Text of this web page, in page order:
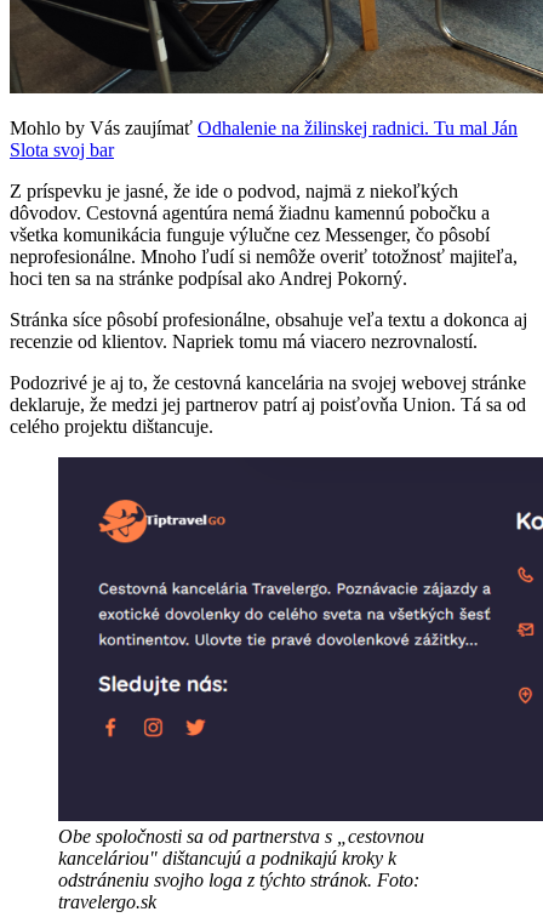
Mohlo by Vás zaujímať Odhalenie na žilinskej radnici. Tu mal Ján
Slota svoj bar
Z príspevku je jasné, že ide o podvod, najmä z niekoľkých
dôvodov. Cestovná agentúra nemá žiadnu kamennú pobočku a
všetka komunikácia funguje výlučne cez Messenger, čo pôsobí
neprofesionálne. Mnoho ľudí si nemôže overiť totožnosť majiteľa,
hoci ten sa na stránke podpísal ako Andrej Pokorný.
Stránka síce pôsobí profesionálne, obsahuje veľa textu a dokonca aj
recenzie od klientov. Napriek tomu má viacero nezrovnalostí.
Podozrivé je aj to, že cestovná kancelária na svojej webovej stránke
deklaruje, že medzi jej partnerov patrí aj poisťovňa Union. Tá sa od
celého projektu dištancuje.
Obe spoločnosti sa od partnerstva s „cestovnou
kanceláriou" dištancujú a podnikajú kroky k
odstráneniu svojho loga z týchto stránok. Foto:
travelergo.sk